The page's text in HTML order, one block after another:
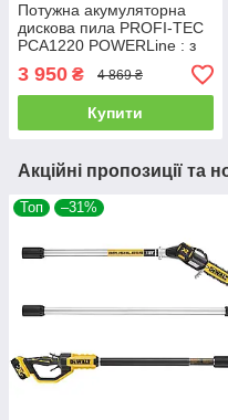
Потужна акумуляторна
дискова пила PROFI-TEC
PCA1220 POWERLine : з
АКБ 20V 4.0 Ah+ЗП, диск
125 мм (007070)
3 950 ₴ 4 869 ₴
Купити
Акційні пропозиції та
Топ –31%